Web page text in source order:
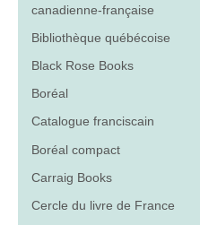
canadienne-française
Bibliothèque québécoise
Black Rose Books
Boréal
Catalogue franciscain
Boréal compact
Carraig Books
Cercle du livre de France